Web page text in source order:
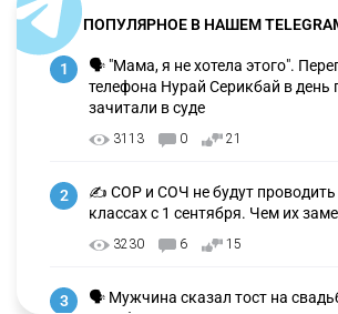
ПОПУЛЯРНОЕ В НАШЕМ
1
🗣 "Мама, я не хотела этого".
телефона Нурай Серикбай в день
зачитали в суде
3113 0 21
2
✍️ СОР и СОЧ не будут
классах с 1 сентября. Чем их
3230 6 15
3
🗣 Мужчина сказал тост на